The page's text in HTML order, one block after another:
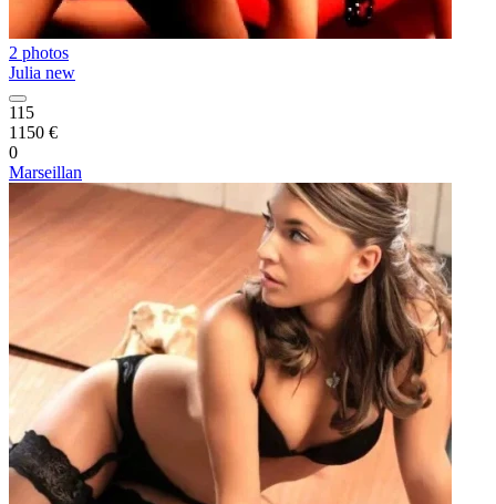
2 photos
Julia new
115
1150 €
0
Marseillan